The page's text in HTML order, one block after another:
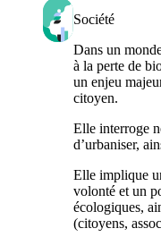
Société
Dans un
à la perte de
un enjeu
citoyen.
Elle interroge
d’urbaniser,
Elle implique
volonté et un
écologiques,
(citoyens,